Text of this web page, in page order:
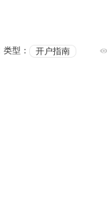
类型： 开户指南